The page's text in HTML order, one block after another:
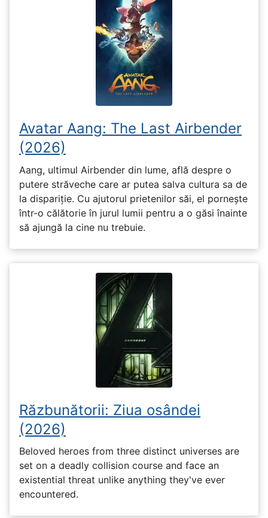
Avatar Aang: The Last Airbender
(2026)
Aang, ultimul Airbender din lume, află despre o
putere străveche care ar putea salva cultura sa de
la dispariție. Cu ajutorul prietenilor săi, el pornește
într-o călătorie în jurul lumii pentru a o găsi înainte
să ajungă la cine nu trebuie.
Răzbunătorii: Ziua osândei
(2026)
Beloved heroes from three distinct universes are
set on a deadly collision course and face an
existential threat unlike anything they've ever
encountered.